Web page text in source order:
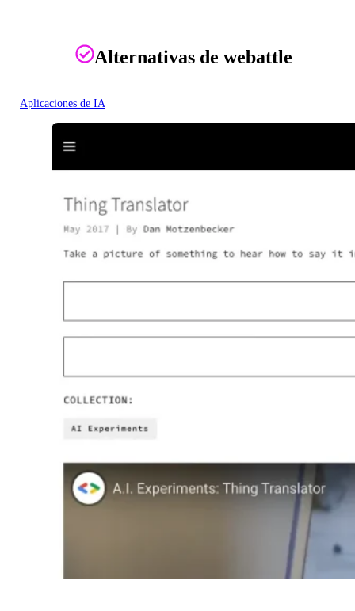
Alternativas de webattle
Aplicaciones de IA